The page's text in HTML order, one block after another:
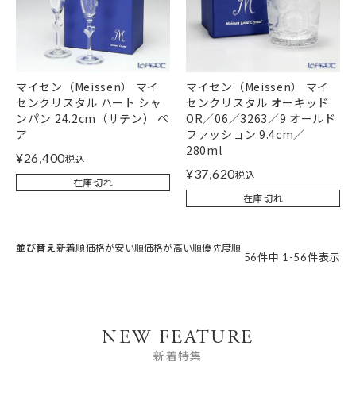
マイセン（Meissen） マイ
センクリスタル ハート シャ
ンパン 24.2cm（サテン） ペ
ア
¥26,400税込
在庫切れ
マイセン（Meissen） マイ
センクリスタル オーキッド
OR／06／3263／9 オールド
ファッション 9.4cm／
280ml
¥37,620税込
在庫切れ
並び替え 新着順価格が安い順価格が高い順優先度順
56件中 1 -56件表示
NEW FEATURE
新着特集